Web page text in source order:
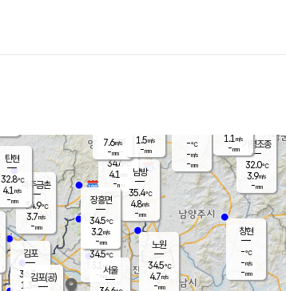
양주
34.6℃
4.1
-mm
파주금촌
34.9℃
3.7m/s
-mm
가평조종
32.0℃
3.9m/s
-mm
-℃
-m/s
-mm
창현
-℃
-m/s
-mm
탄현
32.8℃
4.1 m/s
-mm
1.1 m/s
-mm
김포
36.3℃
1.3 m/s
은평
34.5℃
3.1 m/s
- mm
노원
34.5℃
4.7m/s
-mm
남방
35.4℃
4.8m/s
-mm
장흥면
34.5℃
3.2m/s
-mm
7.6m/s
-mm
김포(공)
서울
1.5m/s
-mm